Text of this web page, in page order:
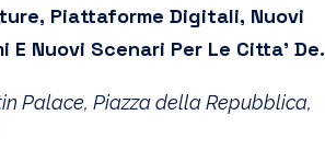
Piattaforme Digitali, Nuovi
E Nuovi Scenari Per Le Citta’ Del
Palace, Piazza della Repubblica,